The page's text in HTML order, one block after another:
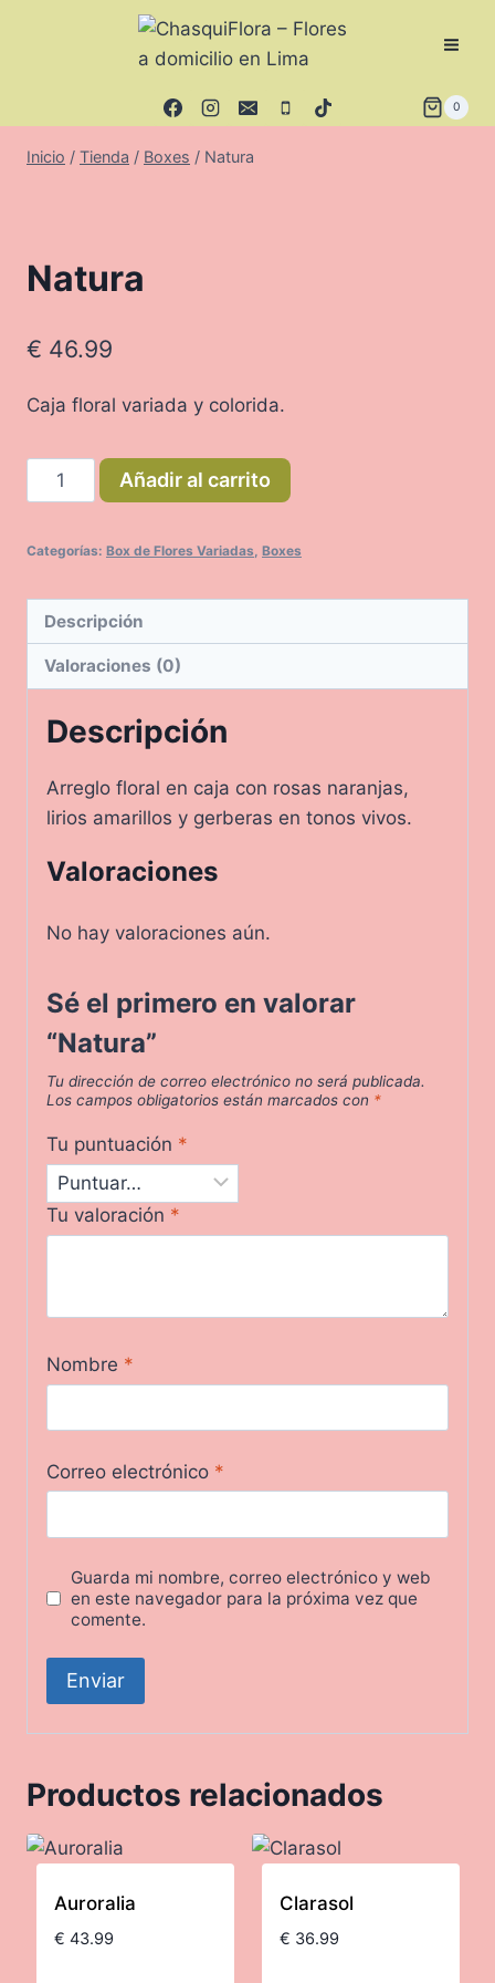
0
Inicio / Tienda / Boxes / Natura
Natura
€ 46.99
Caja floral variada y colorida.
Natura
cantidad
Añadir al carrito
Categorías: Box de Flores Variadas Boxes
Descripción
Valoraciones (0)
Descripción
Arreglo floral en caja con rosas naranjas,
lirios amarillos y gerberas en tonos vivos.
Valoraciones
No hay valoraciones aún.
Sé el primero en valorar
“Natura”
Tu dirección de correo electrónico no será publicada.
Los campos obligatorios están marcados con *
Tu puntuación *
Tu valoración *
Nombre *
Correo electrónico *
Guarda mi nombre, correo electrónico y web
en este navegador para la próxima vez que
comente.
Productos relacionados
Auroralia
€ 43.99
Clarasol
€ 36.99